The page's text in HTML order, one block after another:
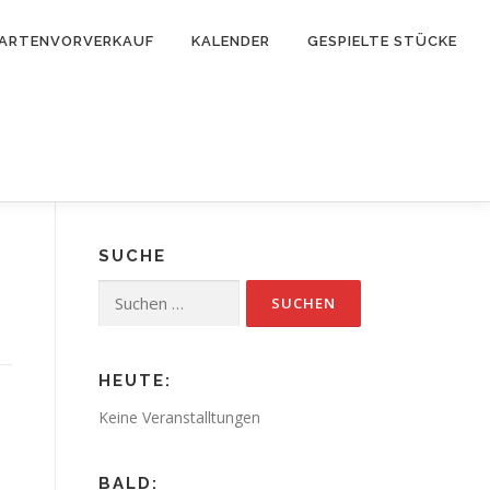
KALENDER GESPIELTE STÜCKE
SUCHE
nach:
HEUTE:
Keine Veranstalltungen
BALD: